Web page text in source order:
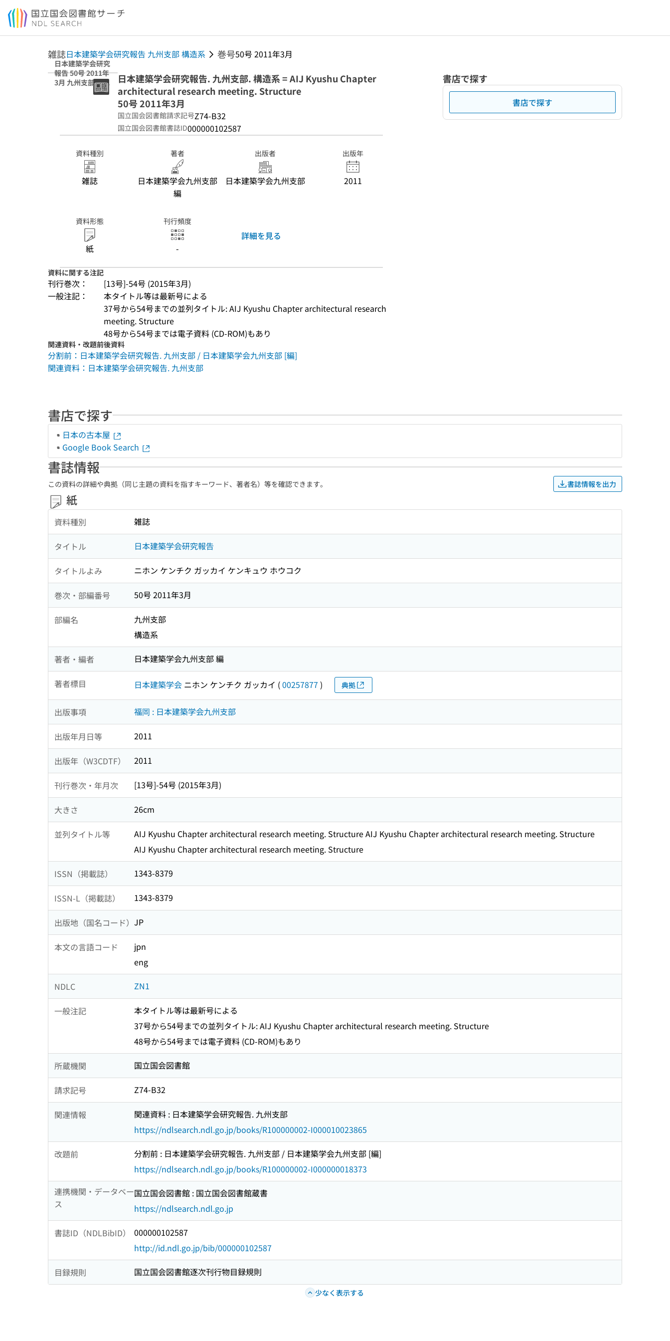
本文へ移動
雑誌日本建築学会研究報告 九州支部 構造系 巻号50号 2011年3月
日本建築学会研究
報告 50号 2011年
3月 九州支部 構造
日本建築学会研究報告. 九州支部. 構造系 = AIJ Kyushu Chapter
architectural research meeting. Structure
50号 2011年3月
国立国会図書館請求記号Z74-B32
国立国会図書館書誌ID000000102587
資料種別
雑誌
著者
日本建築学会九州支部
編
出版者
日本建築学会九州支部
出版年
2011
資料形態
紙
刊行頻度
-
詳細を見る
資料に関する注記
刊行巻次：
[13号]-54号 (2015年3月)
一般注記：
本タイトル等は最新号による
37号から54号までの並列タイトル: AIJ Kyushu Chapter architectural research
meeting. Structure
48号から54号までは電子資料 (CD-ROM)もあり
関連資料・改題前後資料
分割前：日本建築学会研究報告. 九州支部 / 日本建築学会九州支部 [編]
関連資料：日本建築学会研究報告. 九州支部
書店で探す
書店で探す
書店で探す
日本の古本屋
Google Book Search
書誌情報
この資料の詳細や典拠（同じ主題の資料を指すキーワード、著者名）等を確認できます。 書誌情報を出力
紙
資料種別 雑誌
タイトル 日本建築学会研究報告
タイトルよみ ニホン ケンチク ガッカイ ケンキュウ ホウコク
巻次・部編番号 50号 2011年3月
部編名
九州支部
構造系
著者・編者 日本建築学会九州支部 編
著者標目 日本建築学会 ニホン ケンチク ガッカイ (00257877 ) 典拠
出版事項 福岡 : 日本建築学会九州支部
出版年月日等 2011
出版年（W3CDTF） 2011
刊行巻次・年月次 [13号]-54号 (2015年3月)
大きさ 26cm
並列タイトル等
AIJ Kyushu Chapter architectural research meeting. Structure AIJ Kyushu Chapter architectural research meeting. Structure
AIJ Kyushu Chapter architectural research meeting. Structure
ISSN（掲載誌） 1343-8379
ISSN-L（掲載誌） 1343-8379
出版地（国名コード） JP
本文の言語コード
jpn
eng
NDLC ZN1
一般注記
本タイトル等は最新号による
37号から54号までの並列タイトル: AIJ Kyushu Chapter architectural research meeting. Structure
48号から54号までは電子資料 (CD-ROM)もあり
所蔵機関 国立国会図書館
請求記号 Z74-B32
関連情報
関連資料 : 日本建築学会研究報告. 九州支部
https://ndlsearch.ndl.go.jp/books/R100000002-I000010023865
改題前
分割前 : 日本建築学会研究報告. 九州支部 / 日本建築学会九州支部 [編]
https://ndlsearch.ndl.go.jp/books/R100000002-I000000018373
連携機関・データベー
ス
国立国会図書館 : 国立国会図書館蔵書
https://ndlsearch.ndl.go.jp
書誌ID（NDLBibID）
000000102587
http://id.ndl.go.jp/bib/000000102587
目録規則 国立国会図書館逐次刊行物目録規則
少なく表示する